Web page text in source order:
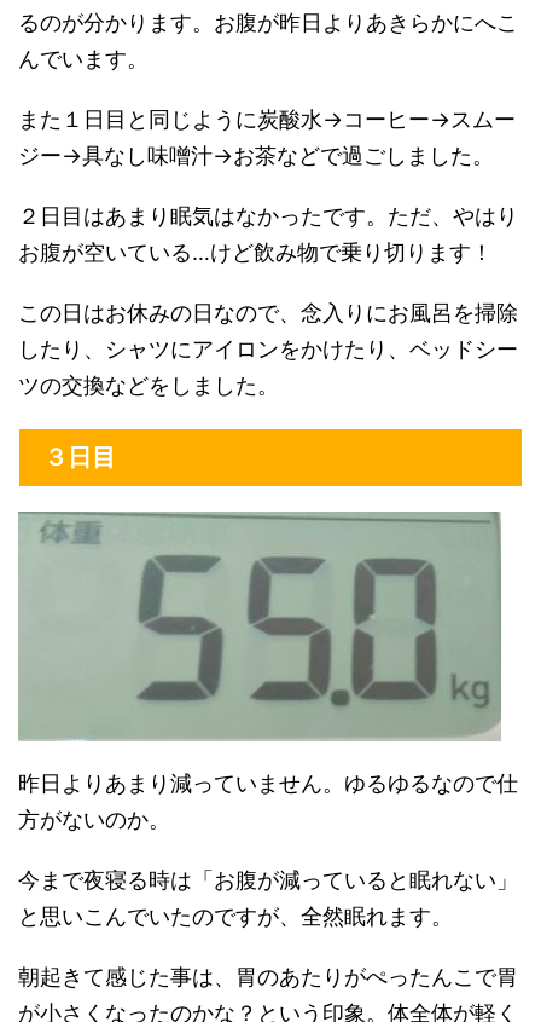
るのが分かります。お腹が昨日よりあきらかにへこ
んでいます。
また１日目と同じように炭酸水→コーヒー→スムー
ジー→具なし味噌汁→お茶などで過ごしました。
２日目はあまり眠気はなかったです。ただ、やはり
お腹が空いている…けど飲み物で乗り切ります！
この日はお休みの日なので、念入りにお風呂を掃除
したり、シャツにアイロンをかけたり、ベッドシー
ツの交換などをしました。
３日目
昨日よりあまり減っていません。ゆるゆるなので仕
方がないのか。
今まで夜寝る時は「お腹が減っていると眠れない」
と思いこんでいたのですが、全然眠れます。
朝起きて感じた事は、胃のあたりがぺったんこで胃
が小さくなったのかな？という印象。体全体が軽く